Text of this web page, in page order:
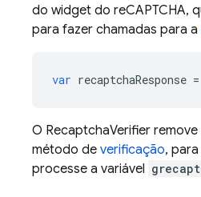
do widget do reCAPTCHA,
para fazer chamadas para a
var recaptchaResponse =
O RecaptchaVerifier
método de verificação,
processe a variável